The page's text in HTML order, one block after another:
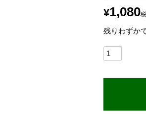
¥1,080
残りわずか